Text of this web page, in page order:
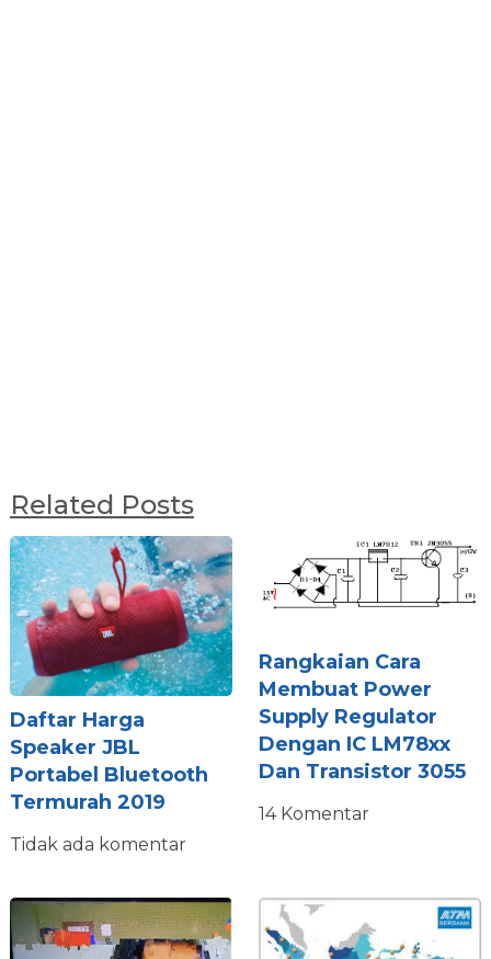
Related Posts
Daftar Harga
Speaker JBL
Portabel Bluetooth
Termurah 2019
Tidak ada komentar
Rangkaian Cara
Membuat Power
Supply Regulator
Dengan IC LM78xx
Dan Transistor 3055
14 Komentar